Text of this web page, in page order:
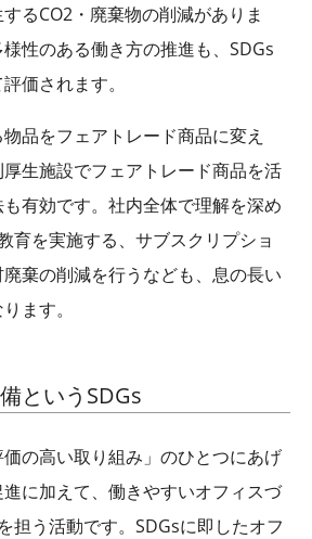
るCO2 ・廃棄物の削減がありま
性のある働き方の推進も、 SDGs
価されます。
品をフェアトレード商品に変え
生施設でフェアトレード商品を活
有効です。社内全体で理解を深め
育を実施する、サブスクリプショ
棄の削減を行うなども、息の長い
ます。
という SDGs
の高い取り組み」のひとつにあげ
に加えて、働きやすいオフィスづ
担う活動です。 SDGsに即したオフ